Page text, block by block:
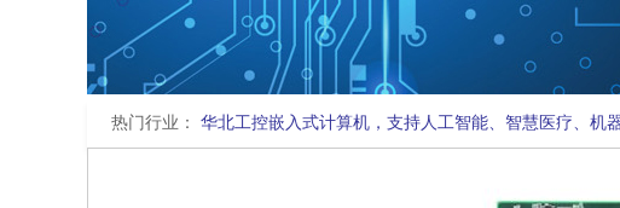
热门行业： 华北工控嵌入式计算机，支持人工智能、智慧医疗、机